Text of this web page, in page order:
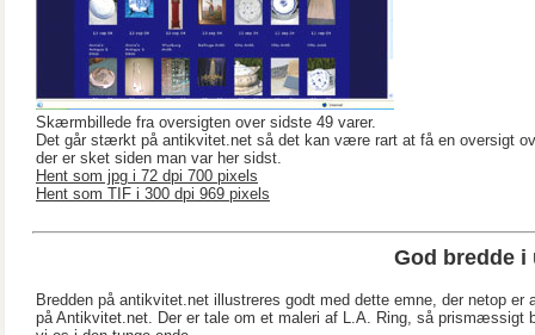
Skærmbillede fra oversigten over sidste 49 varer.
Det går stærkt på antikvitet.net så det kan være rart at få en oversigt
der er sket siden man var her sidst.
Hent som jpg i 72 dpi 700 pixels
Hent som TIF i 300 dpi 969 pixels
God bredde i
Bredden på antikvitet.net illustreres godt med dette emne, der netop er
på Antikvitet.net. Der er tale om et maleri af L.A. Ring, så prismæssigt